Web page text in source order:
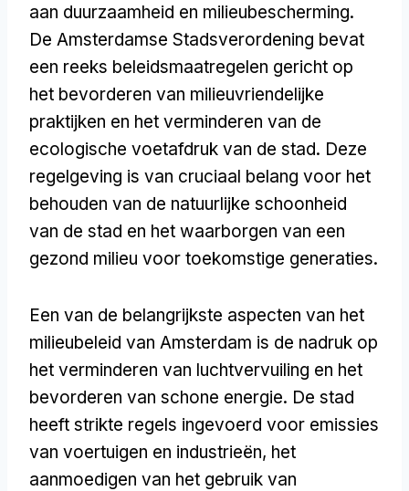
aan duurzaamheid en milieubescherming.
De Amsterdamse Stadsverordening bevat
een reeks beleidsmaatregelen gericht op
het bevorderen van milieuvriendelijke
praktijken en het verminderen van de
ecologische voetafdruk van de stad. Deze
regelgeving is van cruciaal belang voor het
behouden van de natuurlijke schoonheid
van de stad en het waarborgen van een
gezond milieu voor toekomstige generaties.
Een van de belangrijkste aspecten van het
milieubeleid van Amsterdam is de nadruk op
het verminderen van luchtvervuiling en het
bevorderen van schone energie. De stad
heeft strikte regels ingevoerd voor emissies
van voertuigen en industrieën, het
aanmoedigen van het gebruik van